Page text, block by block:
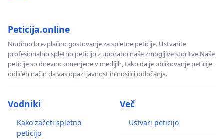
Peticija.online
Nudimo brezplačno gostovanje za spletne peticije. Ustvarite
profesionalno spletno peticijo z uporabo naše zmogljive storitve.Naše
peticije so dnevno omenjene v medijih, tako da je oblikovanje peticije
odličen način da vas opazi javnost in nosilci odločanja.
Vodniki
Kako začeti spletno
peticijo
Več
Ustvari peticijo